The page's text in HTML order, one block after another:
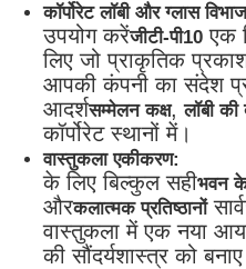
कॉर्पोरेट लॉबी और ग्लास
उपयोग करेंजीटी-पी10 एक
लिए जो प्राकृतिक
आपकी कंपनी का संदेश
आदर्शसम्मेलन कक्ष,लॉबी की
कॉर्पोरेट स्थानों में।
वास्तुकला एकीकरण:
के लिए बिल्कुल सहीभवन
औरकलात्मक प्रतिष्ठानों
वास्तुकला में एक नया
की सौंदर्यशास्त्र को